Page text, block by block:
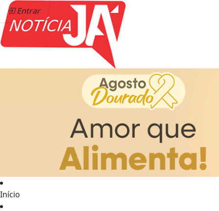
Entrar
Início